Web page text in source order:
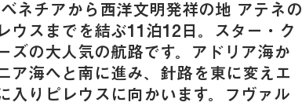
ネチアから西洋文明発祥の地 アテネの
ウスまでを結ぶ11泊12日。スター・ク
ズの大人気の航路です。アドリア海か
ア海へと南に進み、針路を東に変えエ
入りピレウスに向かいます。フヴァル